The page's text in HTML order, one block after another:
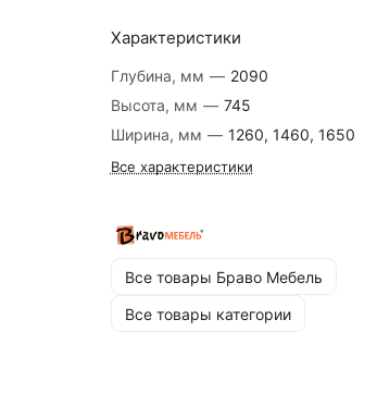
Характеристики
Глубина, мм — 2090
Высота, мм — 745
Ширина, мм — 1260, 1460, 1650
Все характеристики
Все товары Браво Мебель
Все товары категории